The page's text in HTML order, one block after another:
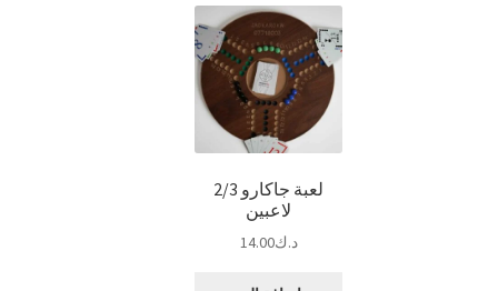
لعبة جاكارو 2/3
لاعبين
د.ك14.00